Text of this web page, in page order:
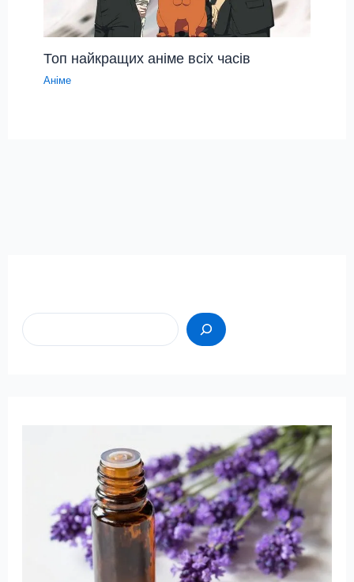
Топ найкращих аніме всіх часів
Аніме